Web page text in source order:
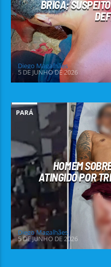
BRIGA;
Diego Magalhães
5 DE JUNHO DE 2026
PARÁ
HOMEM
ATINGIDO POR
Diego Magalhães
5 DE JUNHO DE 2026